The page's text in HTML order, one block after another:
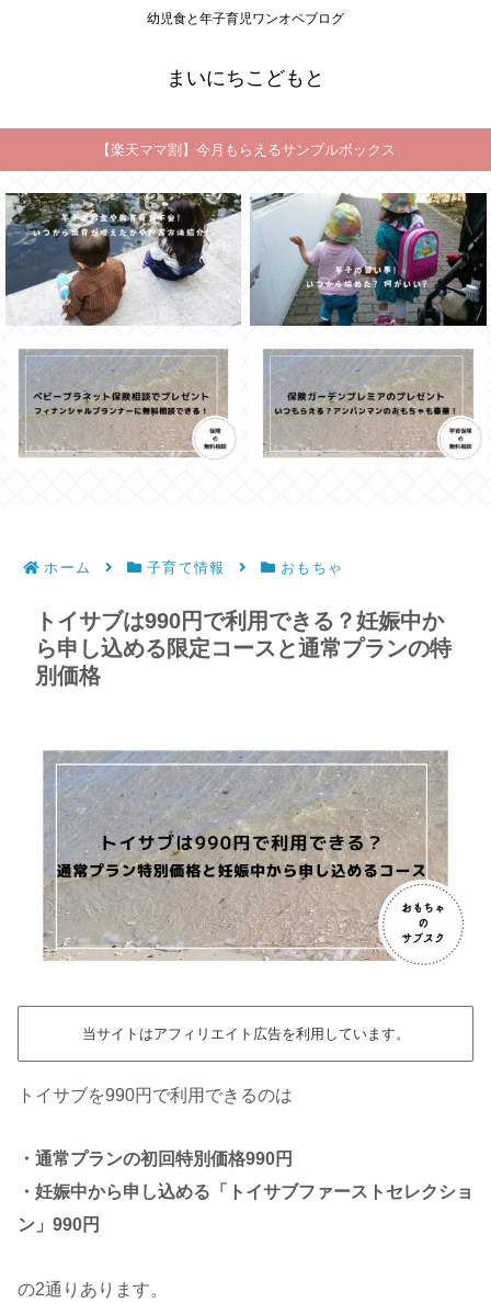
幼児食と年子育児ワンオペブログ
まいにちこどもと
【楽天ママ割】今月もらえるサンプルボックス
ホーム 子育て情報 おもちゃ
トイサブは990円で利用できる？妊娠中か
ら申し込める限定コースと通常プランの特
別価格
当サイトはアフィリエイト広告を利用しています。
トイサブを990円で利用できるのは
・通常プランの初回特別価格990円
・妊娠中から申し込める「トイサブファーストセレクショ
ン」990円
の2通りあります。